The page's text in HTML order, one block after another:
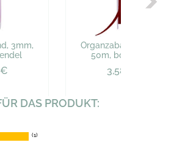
3mm,
Organzaband, 3mm,
50m, bordeaux
3,58 €
DAS PRODUKT:
(1)